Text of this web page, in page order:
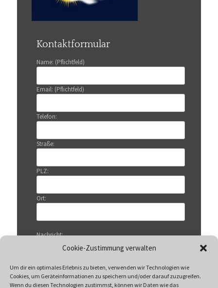
Cookie-Zustimmung verwalten
Um dir ein optimales Erlebnis zu bieten, verwenden wir Technologien wie
Cookies, um Geräteinformationen zu speichern und/oder darauf zuzugreifen.
Wenn du diesen Technologien zustimmst, können wir Daten wie das
Kontaktformular
Name: (Pflichtfeld)
Email: (Pflichtfeld)
Telefon:
Straße:
PLZ:
Ort:
Nachricht: